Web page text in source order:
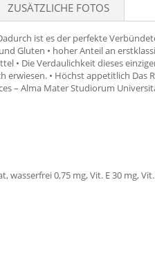
ZUSÄTZLICHE FOTOS
ist es der perfekte
Gluten • hoher Anteil an
• Die Verdaulichkeit dieses
• Höchst appetitlich Das
– Alma Mater Studiorum
0,75 mg, Vit. E 30 mg, Vit.